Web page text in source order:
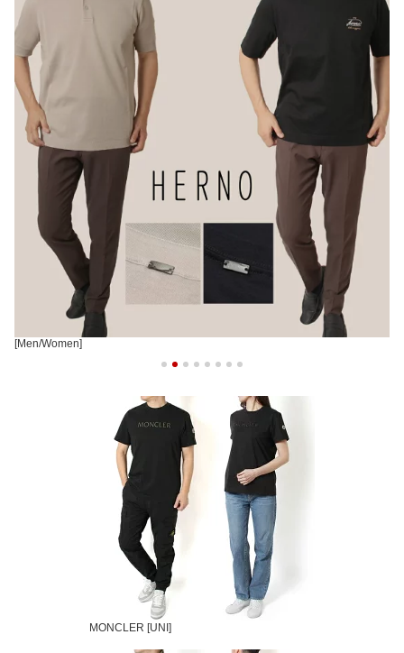
[Men/Women]
MONCLER [UNI]